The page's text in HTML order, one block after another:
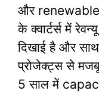
और renewable
के क्वार्टर्स में
दिखाई है और
प्रोजेक्ट्स से
5 साल में